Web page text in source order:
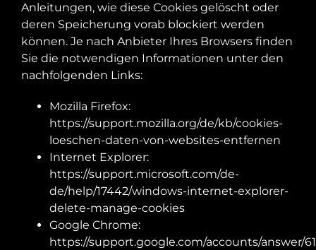
Anleitungen, wie diese Cookies gelöscht oder
deren Speicherung vorab blockiert werden
können. Je nach Anbieter Ihres Browsers finden
Sie die notwendigen Informationen unter den
nachfolgenden Links:
Mozilla Firefox:
https://support.mozilla.org/de/kb/cookies-
loeschen-daten-von-websites-entfernen
Internet Explorer:
https://support.microsoft.com/de-
de/help/17442/windows-internet-explorer-
delete-manage-cookies
Google Chrome:
https://support.google.com/accounts/answer/